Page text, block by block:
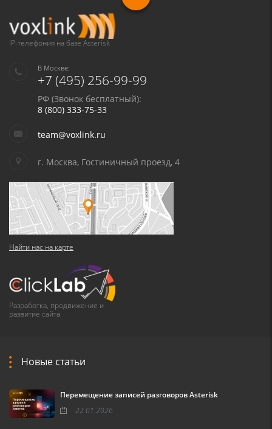
Я даю согласие на обработку моих персональных данных для связи
в соответствии с Политикой в отношении обработки персональных
данныхи Политикой конфиденциальности
IP-телефония на базе Asterisk
В Москве:
+7 (495) 256-99-99
РФ (Звонок бесплатный):
8 (800) 333-75-33
team@voxlink.ru
г. Москва, Гостиничный проезд, 4
Найти нас на карте
Разработка, продвижение и
развитие сайта
Новые статьи
Перемещение записей разговоров Asterisk
22.01.2026